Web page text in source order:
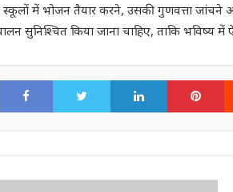
स्कूलों में भोजन तैयार करने, उसकी गुणवत्ता जांचने
सुनिश्चित किया जाना चाहिए, ताकि भविष्य में
FacebookTwitter LinkedIn